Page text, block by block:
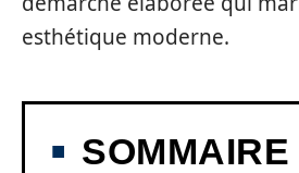
esthétique moderne.
SOMMAIRE